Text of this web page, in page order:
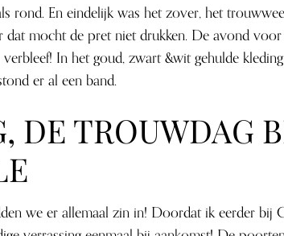
rond. En eindelijk was het zover, het
mocht de pret niet drukken. De avond
In het goud, zwart &wit gehulde
er al een band.
DE TROUWDAG
we er allemaal zin in! Doordat ik eerder bij